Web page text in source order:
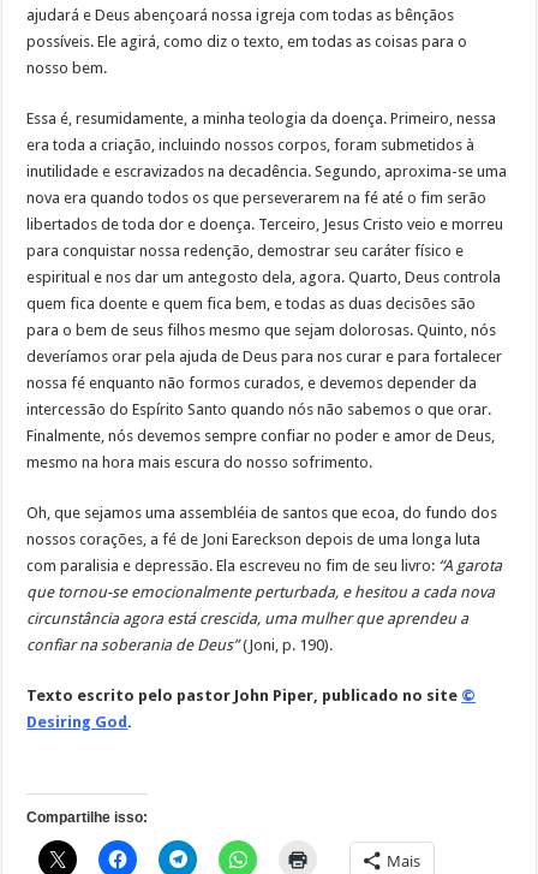
ajudará e Deus abençoará nossa igreja com todas as bênçãos
possíveis. Ele agirá, como diz o texto, em todas as coisas para o
nosso bem.
Essa é, resumidamente, a minha teologia da doença. Primeiro, nessa
era toda a criação, incluindo nossos corpos, foram submetidos à
inutilidade e escravizados na decadência. Segundo, aproxima-se uma
nova era quando todos os que perseverarem na fé até o fim serão
libertados de toda dor e doença. Terceiro, Jesus Cristo veio e morreu
para conquistar nossa redenção, demostrar seu caráter físico e
espiritual e nos dar um antegosto dela, agora. Quarto, Deus controla
quem fica doente e quem fica bem, e todas as duas decisões são
para o bem de seus filhos mesmo que sejam dolorosas. Quinto, nós
deveríamos orar pela ajuda de Deus para nos curar e para fortalecer
nossa fé enquanto não formos curados, e devemos depender da
intercessão do Espírito Santo quando nós não sabemos o que orar.
Finalmente, nós devemos sempre confiar no poder e amor de Deus,
mesmo na hora mais escura do nosso sofrimento.
Oh, que sejamos uma assembléia de santos que ecoa, do fundo dos
nossos corações, a fé de Joni Eareckson depois de uma longa luta
com paralisia e depressão. Ela escreveu no fim de seu livro: “A garota
que tornou-se emocionalmente perturbada, e hesitou a cada nova
circunstância agora está crescida, uma mulher que aprendeu a
confiar na soberania de Deus”(Joni, p. 190).
Texto escrito pelo pastor John Piper, publicado no site ©
Desiring God.
Compartilhe isso:
Mais